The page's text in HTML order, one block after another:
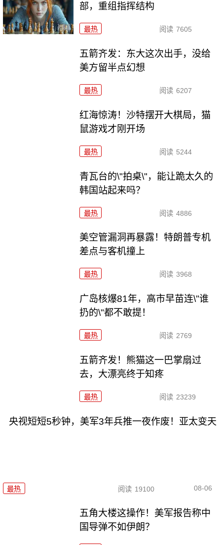
部，重组指挥结构
最热 阅读 7605
五箭齐发：东大这次出手，没给
美方留半点幻想
最热 阅读 6207
红海惊涛！沙特摆开大棋局，猫
鼠游戏才刚开场
最热 阅读 5244
青瓦台的\"拍桌\"，能让跪太久的
韩国站起来吗？
最热 阅读 4886
美空管漏洞再暴露！特朗普专机
差点与客机撞上
最热 阅读 3968
广岛核爆81年，高市早苗连\"谁
扔的\"都不敢提！
最热 阅读 2769
五箭齐发！熊猫这一巴掌扇过
去，大漂亮终于知疼
最热 阅读 23239
央视短短5秒钟，美军3年兵推一夜作废！亚太变天
最热 阅读 19100 08-06
五角大楼这操作！美军报告称中
国导弹不如伊朗？